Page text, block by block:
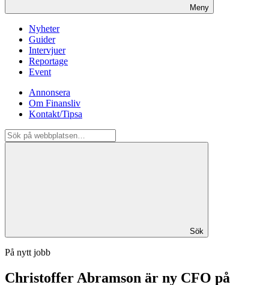
Meny
Nyheter
Guider
Intervjuer
Reportage
Event
Annonsera
Om Finansliv
Kontakt/Tipsa
Sök
På nytt jobb
Christoffer Abramson är ny CFO på